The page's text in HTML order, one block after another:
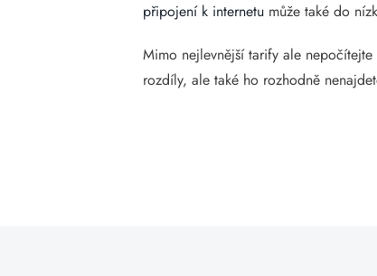
připojení k internetu může také do
Mimo nejlevnější tarify ale
rozdíly, ale také ho rozhodně